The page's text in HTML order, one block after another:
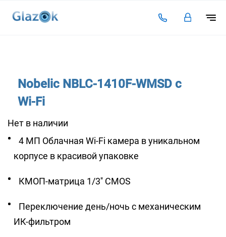
Видеоаналитика
Решения для бизнеса
Оплата
Инструкции
Статьи
Контакты
+7 (727) 317-61-61
Nobelic NBLC-1410F-WMSD с
Wi-Fi
Нет в наличии
4 МП Облачная Wi-Fi камера в уникальном
корпусе в красивой упаковке
КМОП-матрица 1/3'' CMOS
Переключение день/ночь с механическим
ИК-фильтром